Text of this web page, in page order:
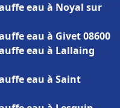
eau à Noyal sur
eau à Givet 08600
eau à Lallaing
eau à Saint